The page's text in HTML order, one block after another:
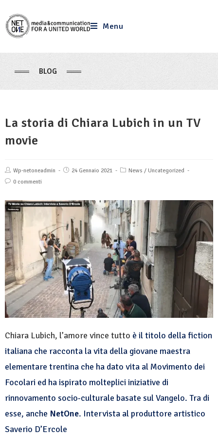
Menu
BLOG
La storia di Chiara Lubich in un TV
movie
Wp-netoneadmin 24 Gennaio 2021 News / Uncategorized
0 commenti
Chiara Lubich, l’amore vince tutto è il titolo della fiction
italiana che racconta la vita della giovane maestra
elementare trentina che ha dato vita al Movimento dei
Focolari ed ha ispirato molteplici iniziative di
rinnovamento socio-culturale basate sul Vangelo. Tra di
esse, anche NetOne. Intervista al produttore artistico
Saverio D’Ercole